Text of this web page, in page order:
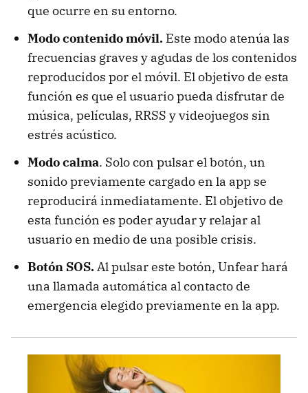
que ocurre en su entorno.
Modo contenido móvil. Este modo atenúa las
frecuencias graves y agudas de los contenidos
reproducidos por el móvil. El objetivo de esta
función es que el usuario pueda disfrutar de
música, películas, RRSS y videojuegos sin
estrés acústico.
Modo calma. Solo con pulsar el botón, un
sonido previamente cargado en la app se
reproducirá inmediatamente. El objetivo de
esta función es poder ayudar y relajar al
usuario en medio de una posible crisis.
Botón SOS.Al pulsar este botón, Unfear hará
una llamada automática al contacto de
emergencia elegido previamente en la app.